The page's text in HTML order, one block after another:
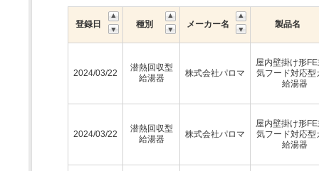
登録日 種別 メーカー名 製品名
2024/03/22
潜熱回収型
給湯器
株式会社パロマ
屋内壁掛け形
気フード対応型
給湯器
2024/03/22
潜熱回収型
給湯器
株式会社パロマ
屋内壁掛け形
気フード対応型
給湯器